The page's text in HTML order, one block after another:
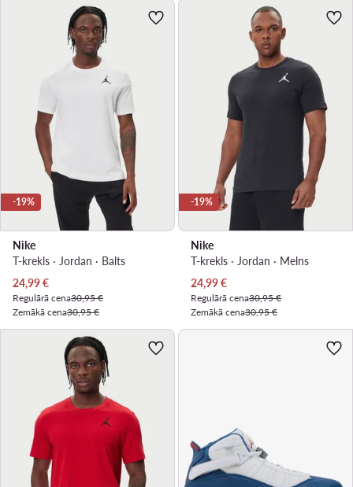
-19%
Nike
T-krekls · Jordan · Balts
Pašreizējā cena
24,99€
Regulārā cena30,95 €
Zemākā cena30,95 €
-19%
Nike
T-krekls · Jordan · Melns
Pašreizējā cena
24,99€
Regulārā cena30,95 €
Zemākā cena30,95 €